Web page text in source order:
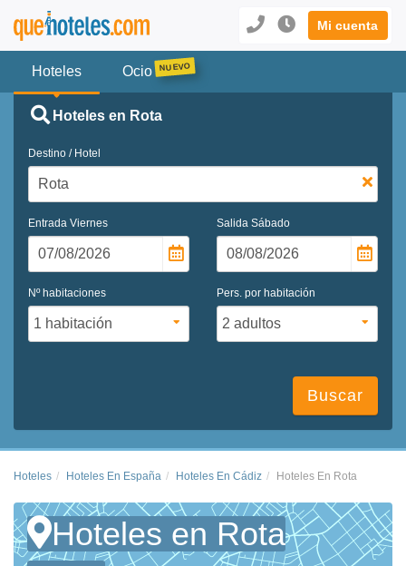
Mi cuenta
Hoteles Ocio
Hoteles en Rota
Destino / Hotel
Entrada Viernes Salida Sábado
Nº habitaciones Pers. por habitación
Buscar
Hoteles Hoteles En España Hoteles En Cádiz Hoteles En Rota
Hoteles en Rota